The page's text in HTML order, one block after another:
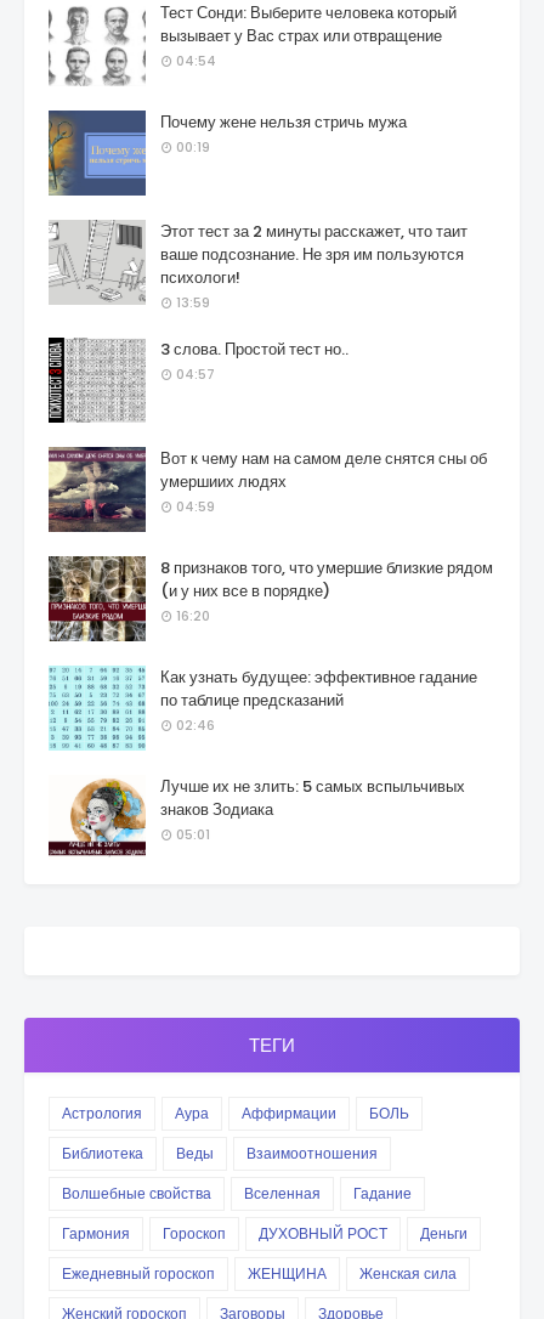
Тест Сонди: Выберите человека который
вызывает у Вас страх или отвращение
04:54
Почему жене нельзя стричь мужа
00:19
Этот тест за 2 минуты расскажет, что таит
ваше подсознание. Не зря им пользуются
психологи!
13:59
3 слова. Простой тест но..
04:57
Вот к чему нам на самом деле снятся сны об
умершиих людях
04:59
8 признаков того, что умершие близкие рядом
(и у них все в порядке)
16:20
Как узнать будущее: эффективное гадание
по таблице предсказаний
02:46
Лучше их не злить: 5 самых вспыльчивых
знаков Зодиака
05:01
ТЕГИ
Астрология Аура Аффирмации
БОЛЬ
Библиотека
Веды
Взаимоотношения
Волшебные свойства
Вселенная
Гадание
Гармония
Гороскоп ДУХОВНЫЙ РОСТ
Деньги
Ежедневный гороскоп
ЖЕНЩИНА
Женская сила
Женский гороскоп
Заговоры
Здоровье